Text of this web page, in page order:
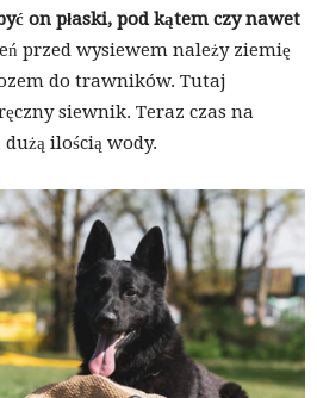
on płaski, pod kątem czy nawet
przed wysiewem należy ziemię
do trawników. Tutaj
siewnik. Teraz czas na
ilością wody.